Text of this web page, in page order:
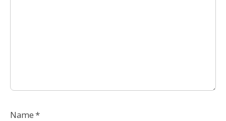
Name*